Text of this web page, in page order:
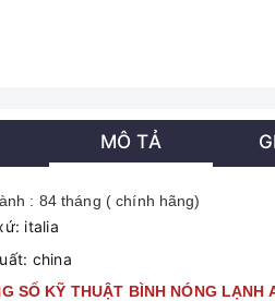
MÔ TẢ
: 84 tháng ( chính hãng)
italia
china
SỐ KỸ THUẬT BÌNH NÓNG LẠNH